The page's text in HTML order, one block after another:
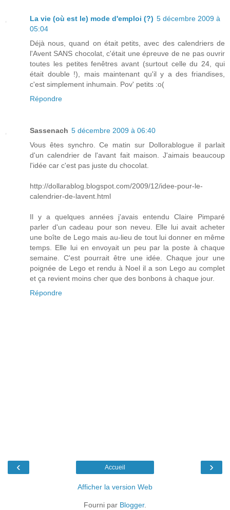
La vie (où est le) mode d'emploi (?) 5 décembre 2009 à
05:04
Déjà nous, quand on était petits, avec des calendriers de
l'Avent SANS chocolat, c'était une épreuve de ne pas ouvrir
toutes les petites fenêtres avant (surtout celle du 24, qui
était double !), mais maintenant qu'il y a des friandises,
c'est simplement inhumain. Pov' petits :o(
Répondre
Sassenach 5 décembre 2009 à 06:40
Vous êtes synchro. Ce matin sur Dollorablogue il parlait
d'un calendrier de l'avant fait maison. J'aimais beaucoup
l'idée car c'est pas juste du chocolat.
http://dollarablog.blogspot.com/2009/12/idee-pour-le-
calendrier-de-lavent.html
Il y a quelques années j'avais entendu Claire Pimparé
parler d'un cadeau pour son neveu. Elle lui avait acheter
une boîte de Lego mais au-lieu de tout lui donner en même
temps. Elle lui en envoyait un peu par la poste à chaque
semaine. C'est pourrait être une idée. Chaque jour une
poignée de Lego et rendu à Noel il a son Lego au complet
et ça revient moins cher que des bonbons à chaque jour.
Répondre
‹ ›
Accueil
Afficher la version Web
Fourni par Blogger.